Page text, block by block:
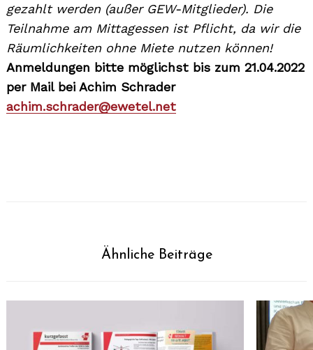
gezahlt werden (außer GEW-Mitglieder). Die
Teilnahme am Mittagessen ist Pflicht, da wir die
Räumlichkeiten ohne Miete nutzen können!
Anmeldungen bitte möglichst bis zum 21.04.2022
per Mail bei Achim Schrader
achim.schrader@ewetel.net
Ähnliche Beiträge